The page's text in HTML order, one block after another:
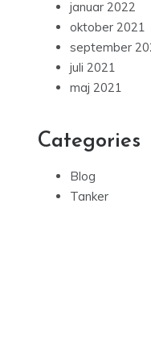
januar 2022
oktober 2021
september
juli 2021
maj 2021
Categories
Blog
Tanker